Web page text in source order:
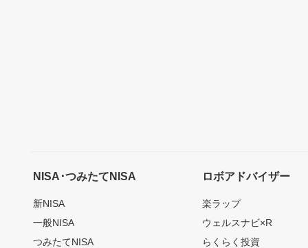
NISA･つみたてNISA
新NISA
一般NISA
つみたてNISA
ロボアドバイザー
楽ラップ
ウェルスナビ×R
らくらく投資